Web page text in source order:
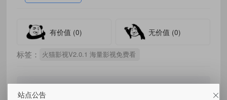
有价值 (0) 无价值 (0)
标签： 火猫影视V2.0.1 海量影视免费看
站点公告